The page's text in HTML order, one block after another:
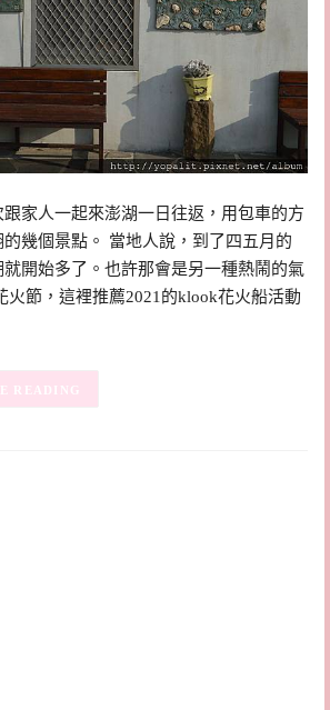
家人一起來澎湖一日往返，用包車的方
幾個景點。 當地人說，到了四五月的
開始多了。也許那會是另一種熱鬧的氣
火節，這裡推薦2021的klook花火船活動
READING